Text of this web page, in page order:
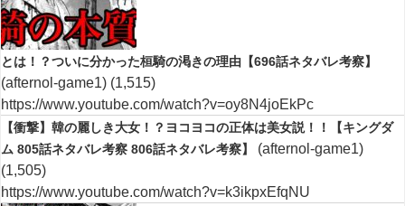
とは！？ついに分かった桓騎の渇きの理由【696話ネタバレ考察】
(afternol-game1) (1,515)
https://www.youtube.com/watch?v=oy8N4joEkPc
【衝撃】韓の麗しき大女！？ヨコヨコの正体は美女説！！【キングダ
ム 805話ネタバレ考察 806話ネタバレ考察】
(afternol-game1)
(1,505)
https://www.youtube.com/watch?v=k3ikpxEfqNU